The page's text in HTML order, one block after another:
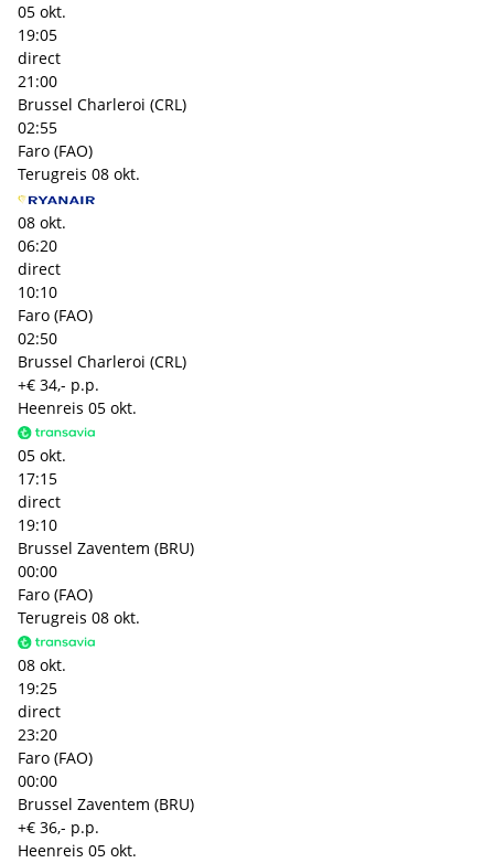
05 okt.
19:05
direct
21:00
Brussel Charleroi (CRL)
02:55
Faro (FAO)
Terugreis 08 okt.
08 okt.
06:20
direct
10:10
Faro (FAO)
02:50
Brussel Charleroi (CRL)
+€ 34,- p.p.
Heenreis 05 okt.
05 okt.
17:15
direct
19:10
Brussel Zaventem (BRU)
00:00
Faro (FAO)
Terugreis 08 okt.
08 okt.
19:25
direct
23:20
Faro (FAO)
00:00
Brussel Zaventem (BRU)
+€ 36,- p.p.
Heenreis 05 okt.